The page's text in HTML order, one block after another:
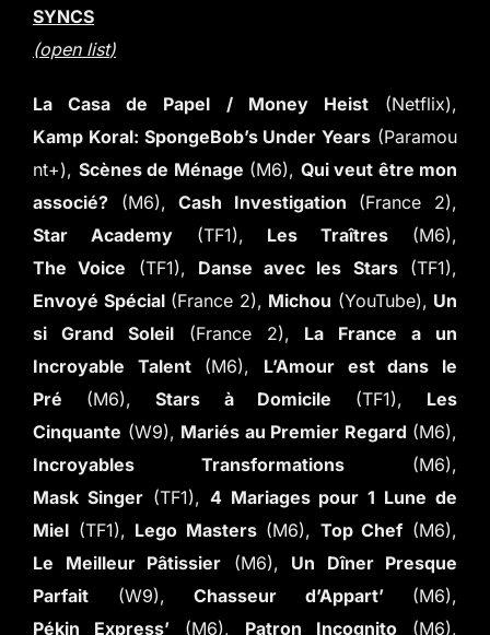
SYNCS
(open list)
La Casa de Papel / Money Heist(Netflix),
Kamp Koral: SpongeBob’s Under Years (Paramou
nt+), Scènes de Ménage (M6), Qui veut être mon
associé? (M6),Cash Investigation (France 2),
Star Academy(TF1), Les Traîtres (M6),
The Voice (TF1), Danse avec les Stars(TF1),
Envoyé Spécial(France 2), Michou (YouTube), Un
si Grand Soleil(France 2), La France a un
Incroyable Talent(M6), L’Amour est dans le
Pré (M6),Stars à Domicile (TF1), Les
Cinquante (W9), Mariés au Premier Regard (M6),
Incroyables Transformations (M6),
Mask Singer(TF1), 4 Mariages pour 1 Lune de
Miel (TF1), Lego Masters(M6), Top Chef(M6),
Le Meilleur Pâtissier (M6), Un Dîner Presque
Parfait (W9), Chasseur d’Appart’(M6),
Pékin Express’ (M6), Patron Incognito (M6),